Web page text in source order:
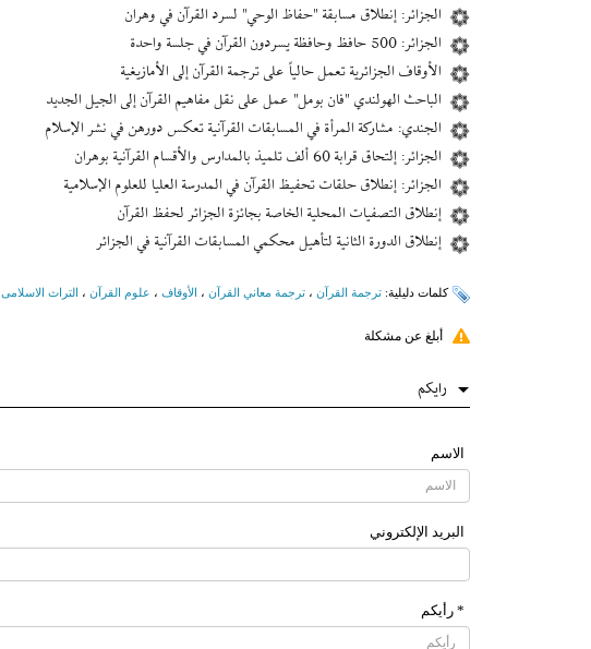
الجزائر: إنطلاق مسابقة "حفاظ الوحي" لسرد القرآن في وهران
الجزائر: 500 حافظ وحافظة يسردون القرآن في جلسة واحدة
الأوقاف الجزائرية تعمل حالياً على ترجمة القرآن إلى الأمازيغية
الباحث الهولندي "فان بومل" عمل على نقل مفاهيم القرآن إلى الجيل الجديد
الجندي: مشاركة المرأة في المسابقات القرآنية تعكس دورهن في نشر الإسلام
الجزائر: إلتحاق قرابة 60 ألف تلميذ بالمدارس والأقسام القرآنية بوهران
الجزائر: إنطلاق حلقات تحفيظ القرآن في المدرسة العليا للعلوم الإسلامیة
إنطلاق التصفيات المحلية الخاصة بجائزة الجزائر لحفظ القرآن
إنطلاق الدورة الثانية لتأهيل محكمي المسابقات القرآنية في الجزائر
کلمات دلیلیة: ترجمة القرآن ، ترجمة معاني القرآن ، الأوقاف ، علوم القرآن ، التراث الاسلامی
أبلغ عن مشكلة
رایکم
الاسم
البرید الإلکتروني
* رأیکم